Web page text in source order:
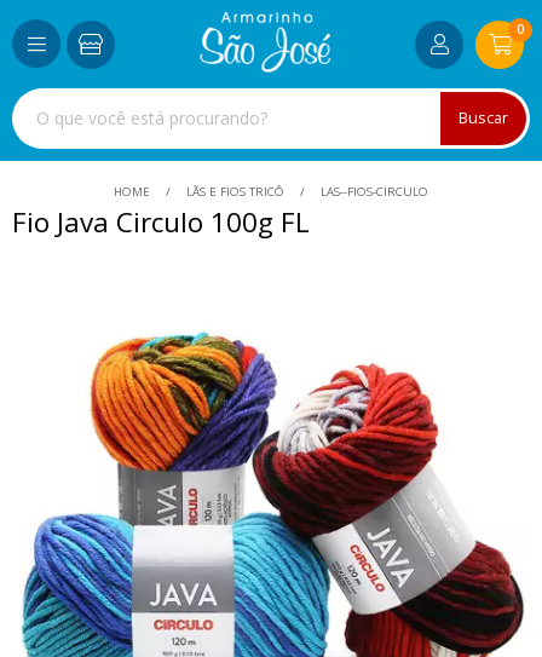
Buscar
0
HOME LÃS E FIOS TRICÔ LAS--FIOS-CIRCULO
Fio Java Circulo 100g FL